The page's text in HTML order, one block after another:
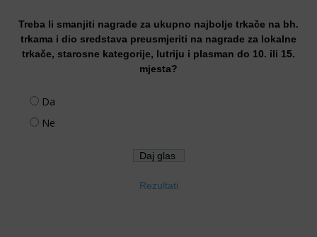
Treba li smanjiti nagrade za ukupno najbolje trkače na bh.
trkama i dio sredstava preusmjeriti na nagrade za lokalne
trkače, starosne kategorije, lutriju i plasman do 10. ili 15.
mjesta?
Da
Ne
Rezultati